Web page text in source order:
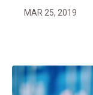
MAR 25, 2019